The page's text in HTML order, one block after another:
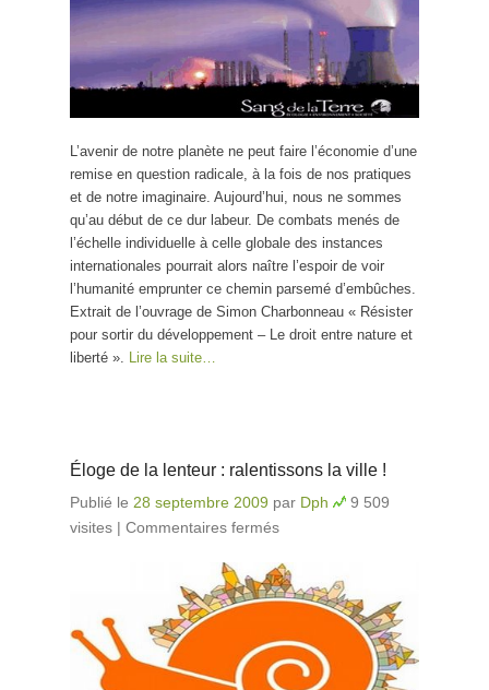
L’avenir de notre planète ne peut faire l’économie d’une
remise en question radicale, à la fois de nos pratiques
et de notre imaginaire. Aujourd’hui, nous ne sommes
qu’au début de ce dur labeur. De combats menés de
l’échelle individuelle à celle globale des instances
internationales pourrait alors naître l’espoir de voir
l’humanité emprunter ce chemin parsemé d’embûches.
Extrait de l’ouvrage de Simon Charbonneau « Résister
pour sortir du développement – Le droit entre nature et
liberté ».
Lire la suite…
Éloge de la lenteur : ralentissons la ville !
Publié le 28 septembre 2009 par Dph
9 509
visites | Commentaires fermés